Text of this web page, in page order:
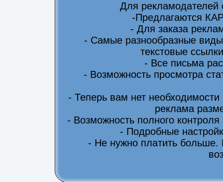
Для
-Предлагаются
- Для заказа
- Самые разнообразные
текстовые
- Все письма
- Возможность просмотра
- Теперь вам нет
реклама
- Возможность полного
- Подробные
- Не нужно платить больше.